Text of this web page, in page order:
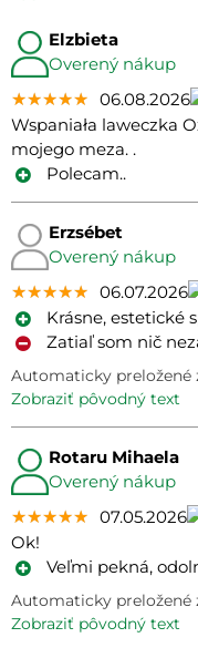
Elzbieta
Overený nákup
★★★★★
★★★★★
★★★★★ 06.08.2026
Wspaniała laweczka
mojego meza. .
Polecam..
Erzsébet
Overený nákup
★★★★★
★★★★★
★★★★★ 06.07.2026
Krásne, estetické
Zatiaľ som nič
Automaticky preložené
zobraziť pôvodný text
Rotaru Mihaela
Overený nákup
★★★★★
★★★★★
★★★★★ 07.05.2026
Ok!
Veľmi pekná,
Automaticky preložené
zobraziť pôvodný text